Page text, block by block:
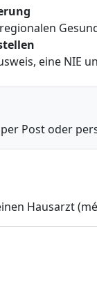
eine NIE
Post oder
Hausarzt